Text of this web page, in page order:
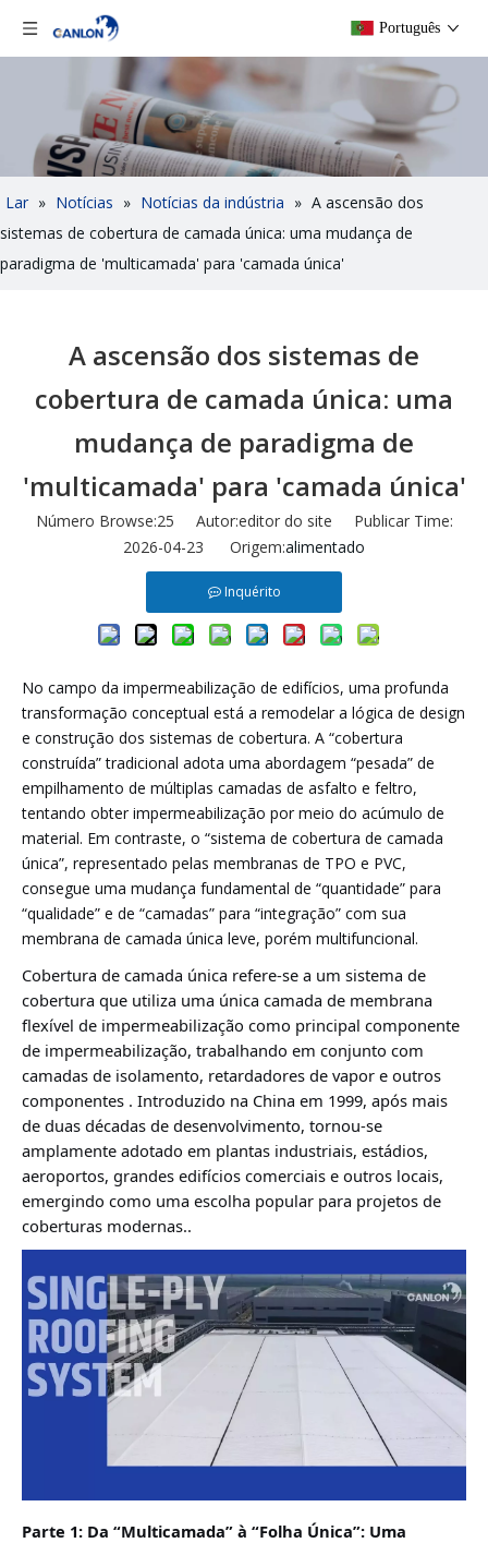
Português
Lar » Notícias » Notícias da indústria » A ascensão dos
sistemas de cobertura de camada única: uma mudança de
paradigma de 'multicamada' para 'camada única'
A ascensão dos sistemas de
cobertura de camada única: uma
mudança de paradigma de
'multicamada' para 'camada única'
Número Browse:25 Autor:editor do site Publicar Time:
2026-04-23 Origem:alimentado
Inquérito
No campo da impermeabilização de edifícios, uma profunda
transformação conceptual está a remodelar a lógica de design
e construção dos sistemas de cobertura. A “cobertura
construída” tradicional adota uma abordagem “pesada” de
empilhamento de múltiplas camadas de asfalto e feltro,
tentando obter impermeabilização por meio do acúmulo de
material. Em contraste, o “sistema de cobertura de camada
única”, representado pelas membranas de TPO e PVC,
consegue uma mudança fundamental de “quantidade” para
“qualidade” e de “camadas” para “integração” com sua
membrana de camada única leve, porém multifuncional.
Cobertura de camada única refere-se a um sistema de
cobertura que utiliza uma única camada de membrana
flexível de impermeabilização como principal componente
de impermeabilização, trabalhando em conjunto com
camadas de isolamento, retardadores de vapor e outros
componentes . Introduzido na China em 1999, após mais
de duas décadas de desenvolvimento, tornou-se
amplamente adotado em plantas industriais, estádios,
aeroportos, grandes edifícios comerciais e outros locais,
emergindo como uma escolha popular para projetos de
coberturas modernas..
Parte 1: Da “Multicamada” à “Folha Única”: Uma